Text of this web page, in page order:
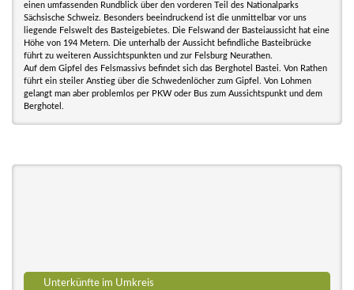
einen umfassenden Rundblick über den vorderen Teil des Nationalparks
Sächsische Schweiz. Besonders beeindruckend ist die unmittelbar vor uns
liegende Felswelt des Basteigebietes. Die Felswand der Basteiaussicht hat eine
Höhe von 194 Metern. Die unterhalb der Aussicht befindliche Basteibrücke
führt zu weiteren Aussichtspunkten und zur Felsburg Neurathen.
Auf dem Gipfel des Felsmassivs befindet sich das Berghotel Bastei. Von Rathen
führt ein steiler Anstieg über die Schwedenlöcher zum Gipfel. Von Lohmen
gelangt man aber problemlos per PKW oder Bus zum Aussichtspunkt und dem
Berghotel.
Unterkünfte im Umkreis